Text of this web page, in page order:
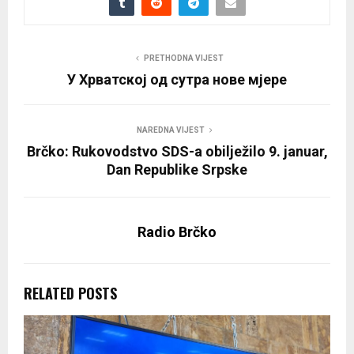
PRETHODNA VIJEST
У Хрватској од сутра нове мјере
NAREDNA VIJEST
Brčko: Rukovodstvo SDS-a obilježilo 9. januar,
Dan Republike Srpske
Radio Brčko
RELATED POSTS